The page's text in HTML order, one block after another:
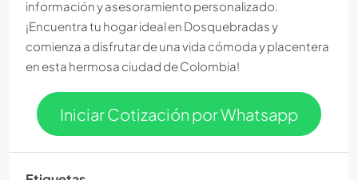
información y asesoramiento personalizado.
¡Encuentra tu hogar ideal en Dosquebradas y
comienza a disfrutar de una vida cómoda y placentera
en esta hermosa ciudad de Colombia!
Iniciar Cotización por Whatsapp